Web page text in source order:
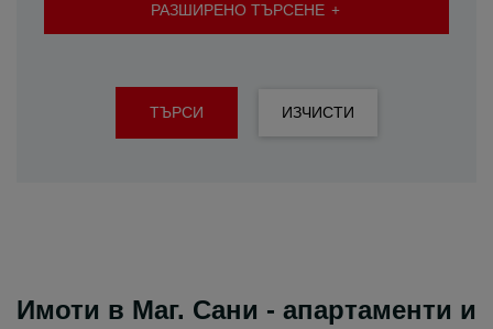
РАЗШИРЕНО ТЪРСЕНЕ
ТЪРСИ ИЗЧИСТИ
Имоти в Маг. Сани - апартаменти и